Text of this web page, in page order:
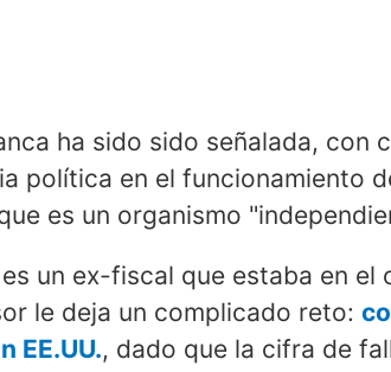
ha sido sido señalada, con
política en el funcionamiento
es un organismo
un ex-fiscal que estaba en el
le deja un complicado reto:
EE.UU., dado que la cifra de